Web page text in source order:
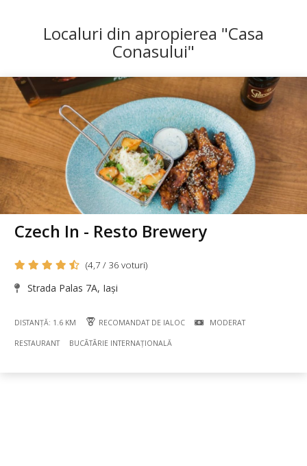
Localuri din apropierea "Casa
Conasului"
Czech In - Resto Brewery
(4,7 / 36 voturi)
Strada Palas 7A, Iași
DISTANȚĂ: 1.6 KM RECOMANDAT DE IALOC MODERAT
RESTAURANT BUCÃTÃRIE INTERNAȚIONALĂ